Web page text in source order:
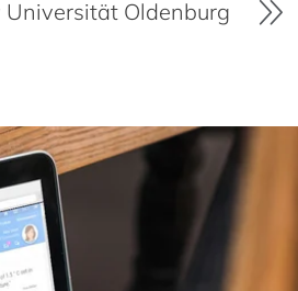
Extrakt Kaffee GmbH